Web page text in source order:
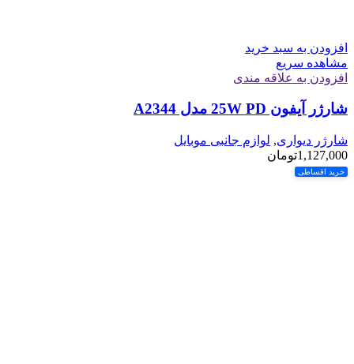
افزودن به سبد خرید
مشاهده سریع
افزودن به علاقه مندی
شارژر آیفون 25W PD مدل A2344
شارژر دیواری, لوازم جانبی موبایل
1,127,000تومان
خرید اقساطی